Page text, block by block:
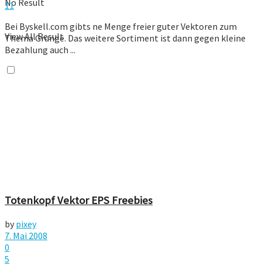
No Result
View All Result
11
Bei Byskell.com gibts ne Menge freier guter Vektoren zum
Thema Grunge. Das weitere Sortiment ist dann gegen kleine
Bezahlung auch ...
Totenkopf Vektor EPS Freebies
by pixey
7. Mai 2008
0
5